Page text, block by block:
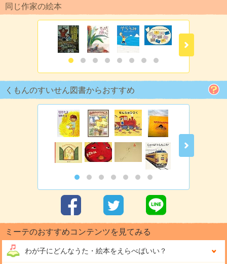
同じ作家の絵本
くもんのすいせん図書からおすすめ
ミーテのおすすめコンテンツを見てみる
わが子にどんなうた・絵本をえらべばいい？